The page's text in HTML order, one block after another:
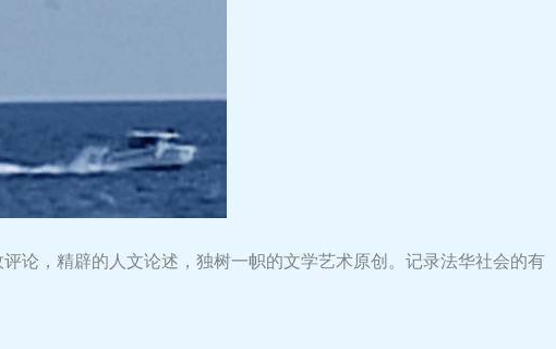
论，精辟的人文论述，独树一帜的文学艺术原创。记录法华社会的有